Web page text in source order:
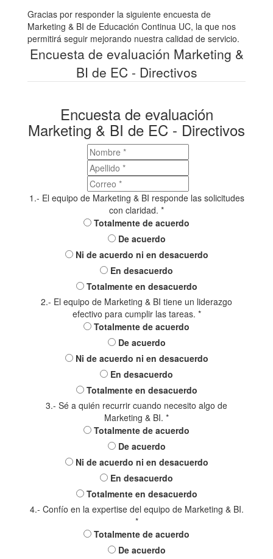
Gracias por responder la siguiente encuesta de
Marketing & BI de Educación Continua UC, la que nos
permitirá seguir mejorando nuestra calidad de servicio.
Encuesta de evaluación Marketing &
BI de EC - Directivos
Encuesta de evaluación
Marketing & BI de EC - Directivos
1.- El equipo de Marketing & BI responde las solicitudes
con claridad. *
Totalmente de acuerdo
De acuerdo
Ni de acuerdo ni en desacuerdo
En desacuerdo
Totalmente en desacuerdo
2.- El equipo de Marketing & BI tiene un liderazgo
efectivo para cumplir las tareas. *
Totalmente de acuerdo
De acuerdo
Ni de acuerdo ni en desacuerdo
En desacuerdo
Totalmente en desacuerdo
3.- Sé a quién recurrir cuando necesito algo de
Marketing & BI. *
Totalmente de acuerdo
De acuerdo
Ni de acuerdo ni en desacuerdo
En desacuerdo
Totalmente en desacuerdo
4.- Confío en la expertise del equipo de Marketing & BI.
*
Totalmente de acuerdo
De acuerdo